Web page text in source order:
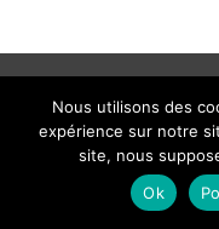
Nous utilisons des
expérience sur notre
site, nous
Ok